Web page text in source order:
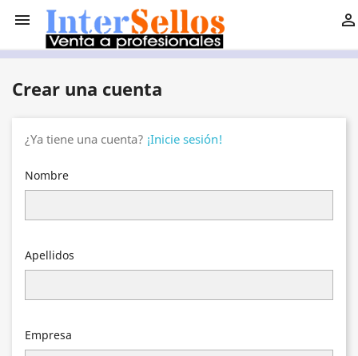
 
Crear una cuenta
¿Ya tiene una cuenta? ¡Inicie sesión!
Nombre
Apellidos
Empresa